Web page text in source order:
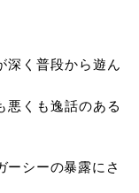
深く普段から遊ん
悪くも逸話のある
ーシーの暴露にさ